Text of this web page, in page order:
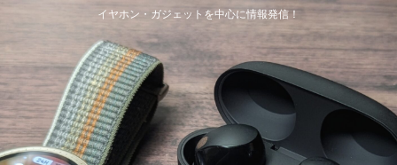
イヤホン・ガジェットを中心に情報発信！